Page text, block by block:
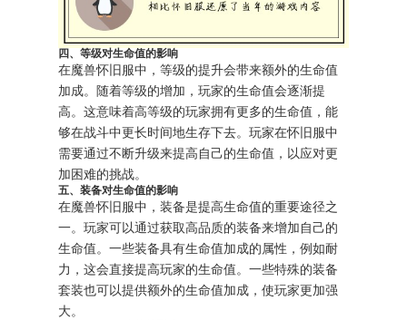
四、等级对生命值的影响
在魔兽怀旧服中，等级的提升会带来额外的生命值
加成。随着等级的增加，玩家的生命值会逐渐提
高。这意味着高等级的玩家拥有更多的生命值，能
够在战斗中更长时间地生存下去。玩家在怀旧服中
需要通过不断升级来提高自己的生命值，以应对更
加困难的挑战。
五、装备对生命值的影响
在魔兽怀旧服中，装备是提高生命值的重要途径之
一。玩家可以通过获取高品质的装备来增加自己的
生命值。一些装备具有生命值加成的属性，例如耐
力，这会直接提高玩家的生命值。一些特殊的装备
套装也可以提供额外的生命值加成，使玩家更加强
大。